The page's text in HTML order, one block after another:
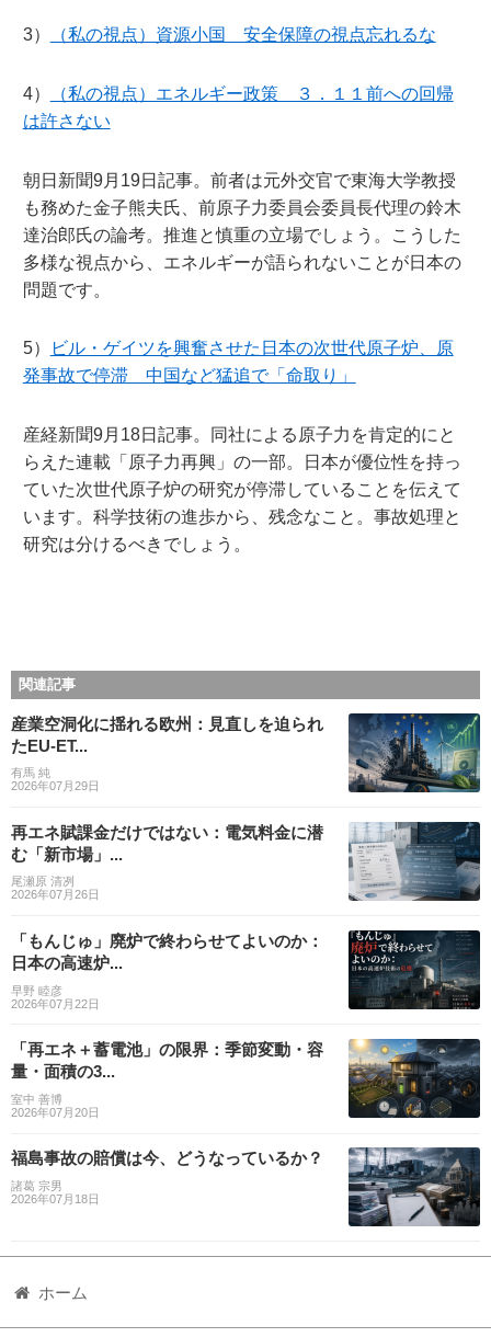
3） （私の視点）資源小国 安全保障の視点忘れるな
4）
（私の視点）エネルギー政策 ３．１１前への回帰
は許さない
朝日新聞9月19日記事。前者は元外交官で東海大学教授
も務めた金子熊夫氏、前原子力委員会委員長代理の鈴木
達治郎氏の論考。推進と慎重の立場でしょう。こうした
多様な視点から、エネルギーが語られないことが日本の
問題です。
5）
ビル・ゲイツを興奮させた日本の次世代原子炉、原
発事故で停滞 中国など猛追で「命取り」
産経新聞9月18日記事。同社による原子力を肯定的にと
らえた連載「原子力再興」の一部。日本が優位性を持っ
ていた次世代原子炉の研究が停滞していることを伝えて
います。科学技術の進歩から、残念なこと。事故処理と
研究は分けるべきでしょう。
関連記事
産業空洞化に揺れる欧州：見直しを迫られ
たEU-ET...
有馬 純
2026年07月29日
再エネ賦課金だけではない：電気料金に潜
む「新市場」...
尾瀬原 清冽
2026年07月26日
「もんじゅ」廃炉で終わらせてよいのか：
日本の高速炉...
早野 睦彦
2026年07月22日
「再エネ＋蓄電池」の限界：季節変動・容
量・面積の3...
室中 善博
2026年07月20日
福島事故の賠償は今、どうなっているか？
諸葛 宗男
2026年07月18日
ホーム